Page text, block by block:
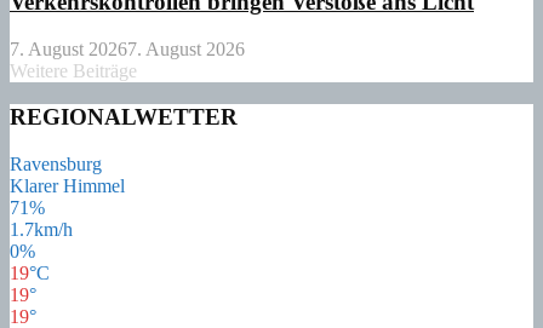
7. August 20267. August 2026
Weitere Beiträge
REGIONALWETTER
Ravensburg
Klarer Himmel
71%
1.7km/h
0%
19°C
19°
19°